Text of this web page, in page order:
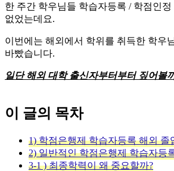
한 주간 학우님들 학습자등록 / 학점인
없었는데요.
이번에는 해외에서 학위를 취득한 학우
바빴습니다.
일단 해외 대학 출신자부터부터 짚어볼
이 글의 목차
1) 학점은행제 학습자등록 해외 졸
2) 일반적인 학점은행제 학습자등
3-1 ) 최종학력이 왜 중요할까?